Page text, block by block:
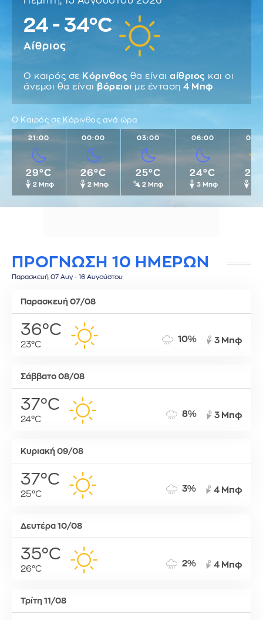
24 - 34°C
Αίθριος
Ο καιρός σε Κόρινθος θα είναι αίθριος και οι
άνεμοι θα είναι βόρειοι με ένταση 4 Μπφ
Ο Καιρός σε Κόρινθος ανά ώρα
21:00
29°C
2 Μπφ
00:00
26°C
2 Μπφ
03:00
25°C
2 Μπφ
06:00
24°C
3 Μπφ
ΠΡΟΓΝΩΣΗ 10 ΗΜΕΡΩΝ
Παρασκευή 07 Αυγ - 16 Αυγούστου
Παρασκευή 07/08
36°C
23°C
10% 3 Μπφ
Σάββατο 08/08
37°C
24°C
8% 3 Μπφ
Κυριακή 09/08
37°C
25°C
3% 4 Μπφ
Δευτέρα 10/08
35°C
26°C
2% 4 Μπφ
Τρίτη 11/08